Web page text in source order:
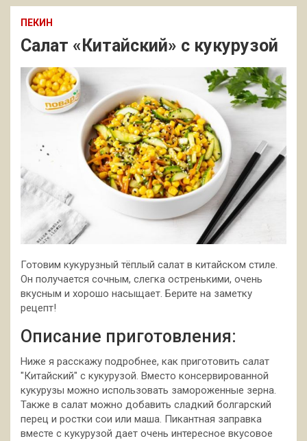
ПЕКИН
Салат «Китайский» с кукурузой
Готовим кукурузный тёплый салат в китайском стиле.
Он получается сочным, слегка остренькими, очень
вкусным и хорошо насыщает. Берите на заметку
рецепт!
Описание приготовления:
Ниже я расскажу подробнее, как приготовить салат
"Китайский" с кукурузой. Вместо консервированной
кукурузы можно использовать замороженные зерна.
Также в салат можно добавить сладкий болгарский
перец и ростки сои или маша. Пикантная заправка
вместе с кукурузой дает очень интересное вкусовое